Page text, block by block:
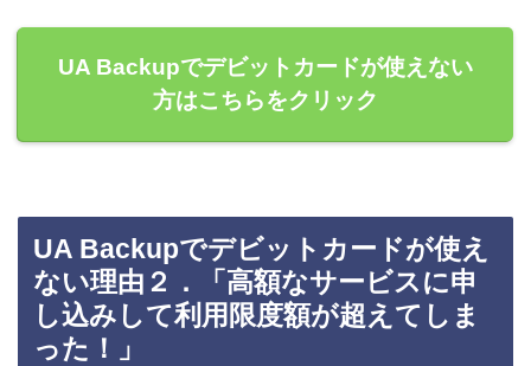
UA Backupでデビットカードが使えない
方はこちらをクリック
UA Backupでデビットカードが使え
ない理由２．「高額なサービスに申
し込みして利用限度額が超えてしま
った！」